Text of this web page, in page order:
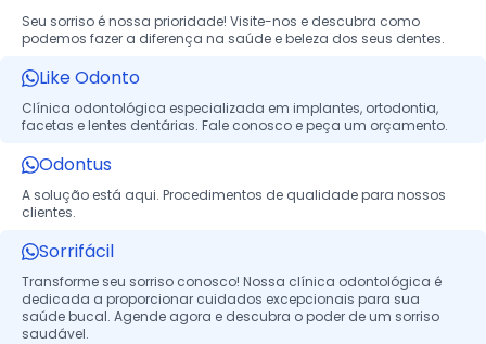
Seu sorriso é nossa prioridade! Visite-nos e descubra como
podemos fazer a diferença na saúde e beleza dos seus dentes.
Like Odonto
Clínica odontológica especializada em implantes, ortodontia,
facetas e lentes dentárias. Fale conosco e peça um orçamento.
Odontus
A solução está aqui. Procedimentos de qualidade para nossos
clientes.
Sorrifácil
Transforme seu sorriso conosco! Nossa clínica odontológica é
dedicada a proporcionar cuidados excepcionais para sua
saúde bucal. Agende agora e descubra o poder de um sorriso
saudável.